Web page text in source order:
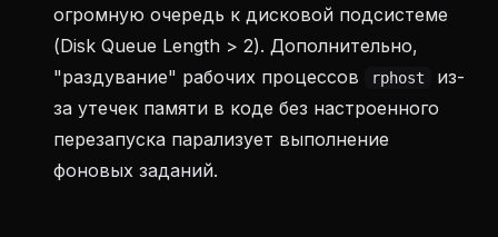
огромную очередь к дисковой подсистеме
(Disk Queue Length > 2). Дополнительно,
"раздувание" рабочих процессов
rphost
из-
за утечек памяти в коде без настроенного
перезапуска парализует выполнение
фоновых заданий.